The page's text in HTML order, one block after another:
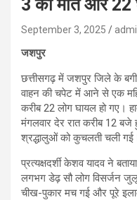
3 की मौत और 22
September 3, 2025
जशपुर
छत्तीसगढ़ में जशपुर जिले के
वाहन की चपेट में आने से एक
करीब 22 लोग घायल हो गए।
मंगलवार देर रात करीब 12
श्रद्धालुओं को कुचलती चली
प्रत्यक्षदर्शी केशव यादव ने
लगभग डेढ़ सौ लोग विसर्जन
चीख-पुकार मच गई और पूरे